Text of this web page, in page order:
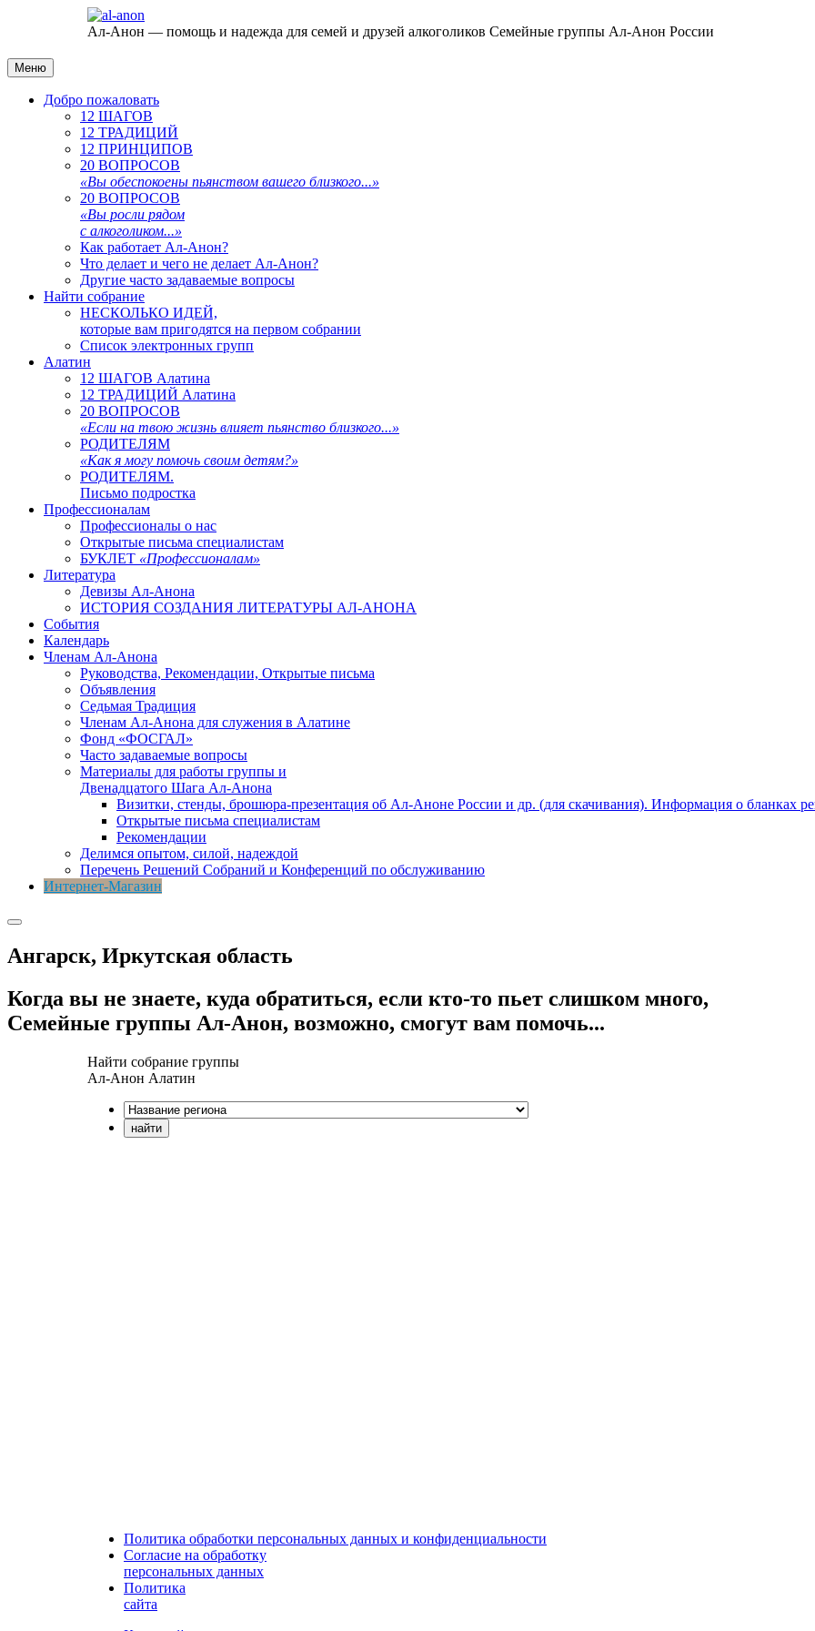
Ал-Анон — помощь и надежда для семей и друзей алкоголиков Семейные группы Ал-Анон России
Меню
Добро пожаловать
12 ШАГОВ
12 ТРАДИЦИЙ
12 ПРИНЦИПОВ
20 ВОПРОСОВ
«Вы обеспокоены пьянством вашего близкого...»
20 ВОПРОСОВ
«Вы росли рядом
с алкоголиком...»
Как работает Ал-Анон?
Что делает и чего не делает Ал-Анон?
Другие часто задаваемые вопросы
Найти собрание
НЕСКОЛЬКО ИДЕЙ,
которые вам пригодятся на первом собрании
Список электронных групп
Алатин
12 ШАГОВ Алатина
12 ТРАДИЦИЙ Алатина
20 ВОПРОСОВ
«Если на твою жизнь влияет пьянство близкого...»
РОДИТЕЛЯМ
«Как я могу помочь своим детям?»
РОДИТЕЛЯМ.
Письмо подростка
Профессионалам
Профессионалы о нас
Открытые письма специалистам
БУКЛЕТ «Профессионалам»
Литература
Девизы Ал-Анона
ИСТОРИЯ СОЗДАНИЯ ЛИТЕРАТУРЫ АЛ-АНОНА
События
Календарь
Членам Ал-Анона
Руководства, Рекомендации, Открытые письма
Объявления
Седьмая Традиция
Членам Ал-Анона для служения в Алатине
Фонд «ФОСГАЛ»
Часто задаваемые вопросы
Материалы для работы группы и
Двенадцатого Шага Ал-Анона
Визитки, стенды, брошюра-презентация об Ал-Аноне России и др. (для скачивания). Информация о бланках
Открытые письма специалистам
Рекомендации
Делимся опытом, силой, надеждой
Перечень Решений Собраний и Конференций по обслуживанию
Интернет-Магазин
Ангарск, Иркутская область
Когда вы не знаете, куда обратиться, если кто-то пьет слишком много,
Семейные группы Ал-Анон, возможно, смогут вам помочь...
Найти собрание группы
Ал-Анон Алатин
Политика обработки персональных данных и конфиденциальности
Согласие на обработку
персональных данных
Политика
сайта